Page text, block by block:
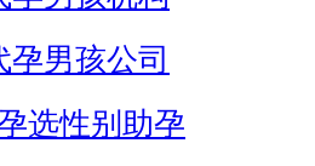
孕男孩公司
选性别助孕